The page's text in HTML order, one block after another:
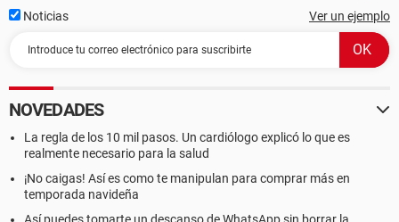
Noticias Ver un ejemplo
NOVEDADES
La regla de los 10 mil pasos. Un cardiólogo explicó lo que es
realmente necesario para la salud
¡No caigas! Así es como te manipulan para comprar más en
temporada navideña